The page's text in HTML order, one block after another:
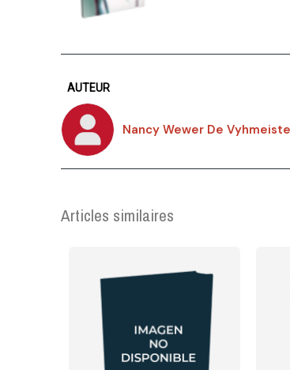
AUTEUR
Nancy Wewer De
Articles similaires